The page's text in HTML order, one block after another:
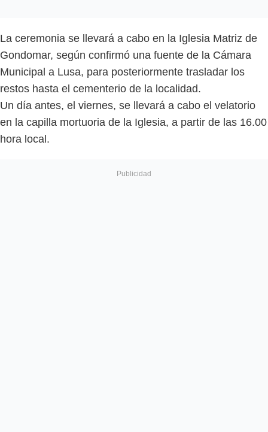
La ceremonia se llevará a cabo en la Iglesia Matriz de
Gondomar, según confirmó una fuente de la Cámara
Municipal a Lusa, para posteriormente trasladar los
restos hasta el cementerio de la localidad.
Un día antes, el viernes, se llevará a cabo el velatorio
en la capilla mortuoria de la Iglesia, a partir de las 16.00
hora local.